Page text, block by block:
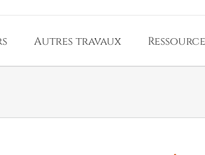
Autres travaux